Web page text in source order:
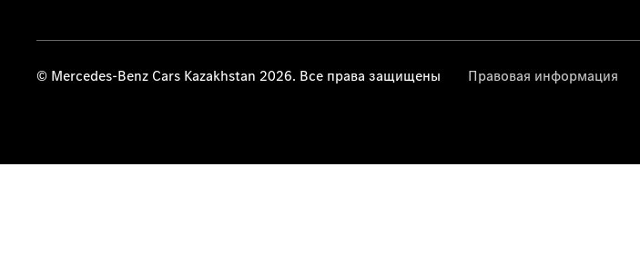
© Mercedes-Benz Cars Kazakhstan 2026. Все права защищены Правовая информация